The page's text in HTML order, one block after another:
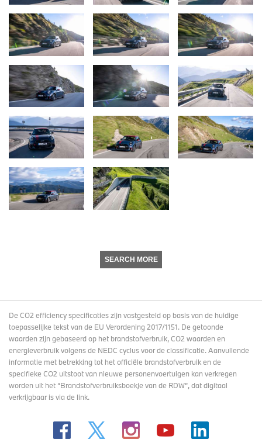
SEARCH MORE
De CO2 efficiency specificaties zijn vastgesteld op basis van de huidige
toepasselijke tekst van de EU Verordening 2017/1151. De getoonde
waarden zijn gebaseerd op het brandstofverbruik, CO2 waarden en
energieverbruik volgens de NEDC cyclus voor de classificatie. Aanvullende
informatie met betrekking tot het officiële brandstofverbruik en de
specifieke CO2 uitstoot van nieuwe personenvoertuigen kan verkregen
worden uit het “Brandstofverbruiksboekje van de RDW”, dat digitaal
verkrijgbaaris via de link.